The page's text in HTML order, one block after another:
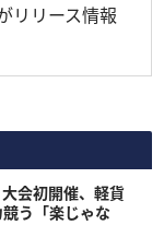
リリース情報
大会初開催、軽貨
う「楽じゃな